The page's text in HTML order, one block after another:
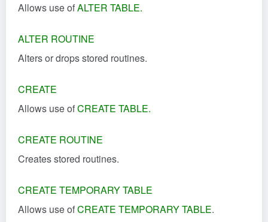
Allows use ofALTER TABLE.
ALTER ROUTINE
Alters or drops stored routines.
CREATE
Allows use ofCREATE TABLE.
CREATE ROUTINE
Creates stored routines.
CREATE TEMPORARY TABLE
Allows use ofCREATE TEMPORARY TABLE.